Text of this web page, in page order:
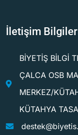
İletişim
BİYETİŞ BİLGİ
ÇALCA OSB
MERKEZ/
KÜTAHYA